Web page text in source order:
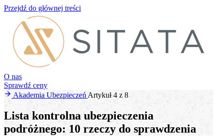
Przejdź do głównej treści
O nas
Sprawdź ceny
Akademia Ubezpieczeń Artykuł 4 z 8
Lista kontrolna ubezpieczenia
podróżnego: 10 rzeczy do sprawdzenia